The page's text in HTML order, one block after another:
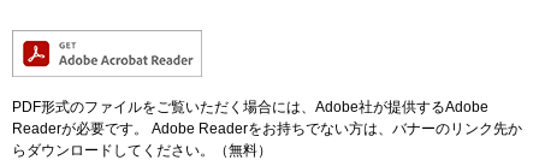
PDF形式のファイルをご覧いただく場合には、Adobe社が提供するAdobe
Readerが必要です。
Adobe Readerをお持ちでない方は、バナーのリンク先か
らダウンロードしてください。（無料）